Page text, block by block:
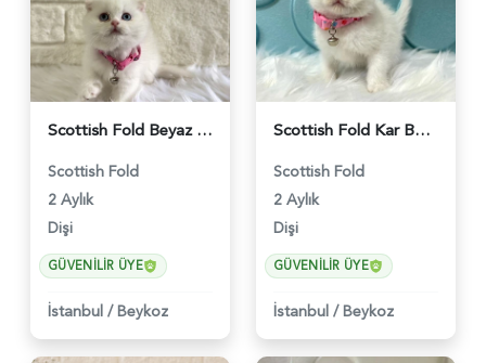
Scottish Fold Beyaz Dişi Baby Face 2 Aylık - 3704
Scottish Fold
2 Aylık
Dişi
GÜVENILIR ÜYE
İstanbul / Beykoz
Scottish Fold Kar Beyazı Dişi 2 Aylık - 2980
Scottish Fold
2 Aylık
Dişi
GÜVENILIR ÜYE
İstanbul / Beykoz